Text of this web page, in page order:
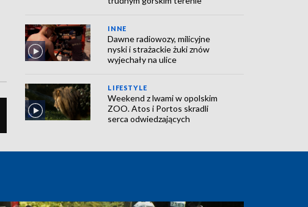
INNE
Dawne radiowozy, milicyjne
nyski i strażackie żuki znów
wyjechały na ulice
LIFESTYLE
Weekend z lwami w opolskim
ZOO. Atos i Portos skradli
serca odwiedzających